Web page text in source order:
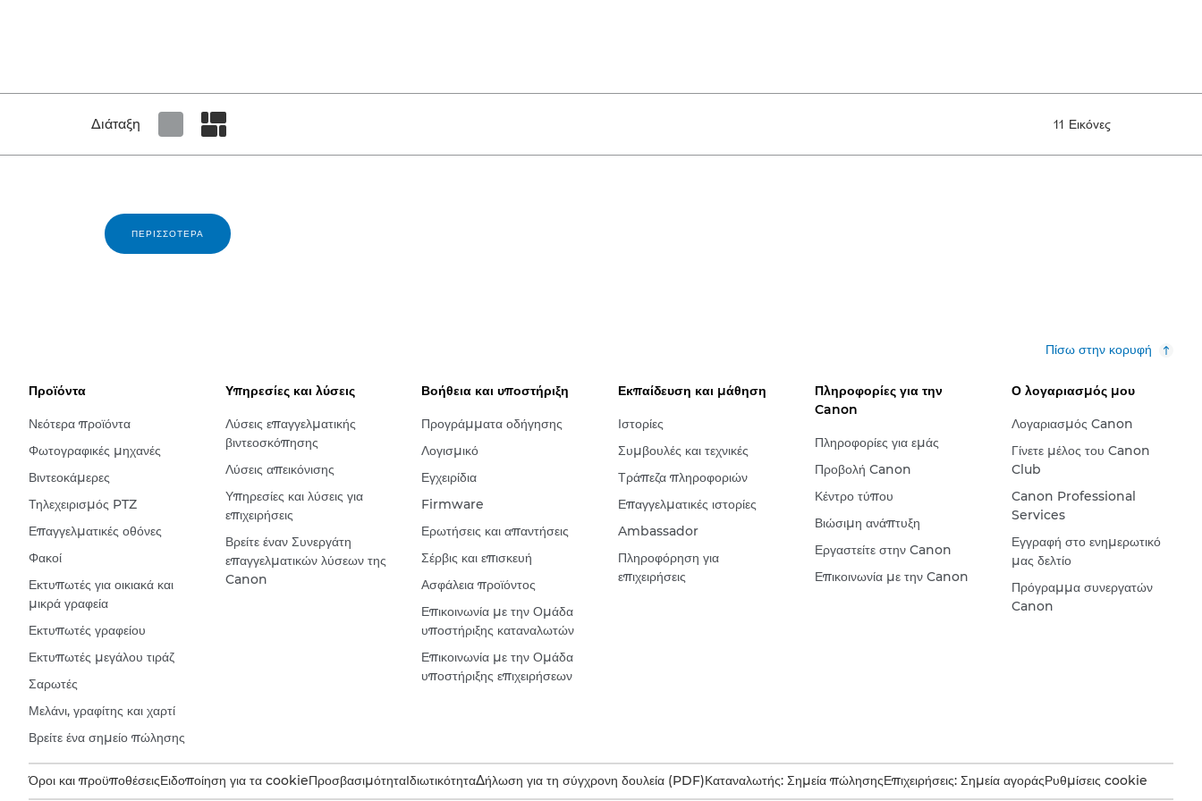
Διάταξη 11 Εικόνες
ΠΕΡΙΣΣΌΤΕΡΑ
Πίσω στην κορυφή
Προϊόντα
Νεότερα προϊόντα
Φωτογραφικές μηχανές
Βιντεοκάμερες
Τηλεχειρισμός PTZ
Επαγγελματικές οθόνες
Φακοί
Εκτυπωτές για οικιακά και
μικρά γραφεία
Εκτυπωτές γραφείου
Εκτυπωτές μεγάλου τιράζ
Σαρωτές
Μελάνι, γραφίτης και χαρτί
Βρείτε ένα σημείο πώλησης
Υπηρεσίες και λύσεις
Λύσεις επαγγελματικής
βιντεοσκόπησης
Λύσεις απεικόνισης
Υπηρεσίες και λύσεις για
επιχειρήσεις
Βρείτε έναν Συνεργάτη
επαγγελματικών λύσεων της
Canon
Βοήθεια και υποστήριξη
Προγράμματα οδήγησης
Λογισμικό
Εγχειρίδια
Firmware
Ερωτήσεις και απαντήσεις
Σέρβις και επισκευή
Ασφάλεια προϊόντος
Επικοινωνία με την Ομάδα
υποστήριξης καταναλωτών
Επικοινωνία με την Ομάδα
υποστήριξης επιχειρήσεων
Εκπαίδευση και μάθηση
Ιστορίες
Συμβουλές και τεχνικές
Τράπεζα πληροφοριών
Επαγγελματικές ιστορίες
Ambassador
Πληροφόρηση για
επιχειρήσεις
Πληροφορίες για την
Canon
Πληροφορίες για εμάς
Προβολή Canon
Κέντρο τύπου
Βιώσιμη ανάπτυξη
Εργαστείτε στην Canon
Επικοινωνία με την Canon
Ο λογαριασμός μου
Λογαριασμός Canon
Γίνετε μέλος του Canon
Club
Canon Professional
Services
Εγγραφή στο ενημερωτικό
μας δελτίο
Πρόγραμμα συνεργατών
Canon
Όροι και προϋποθέσειςΕιδοποίηση για τα cookieΠροσβασιμότηταΙδιωτικότηταΔήλωση για τη σύγχρονη δουλεία (PDF)Καταναλωτής: Σημεία πώλησηςΕπιχειρήσεις: Σημεία αγοράςΡυθμίσεις cookie